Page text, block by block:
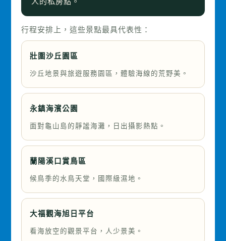
行程安排上，這些景點最具代表性：
壯圍沙丘園區
沙丘地景與旅遊服務園區，體驗海線的荒野美。
永鎮海濱公園
面對龜山島的靜謐海灘，日出攝影熱點。
蘭陽溪口賞鳥區
候鳥季的水鳥天堂，國際級濕地。
大福觀海旭日平台
看海放空的觀景平台，人少景美。